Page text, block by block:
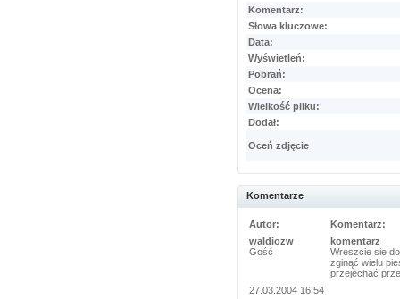
Komentarz:
Słowa kluczowe:
Data:
Wyświetleń:
Pobrań:
Ocena:
Wielkość pliku:
Dodał:
Oceń zdjęcie
Komentarze
Autor:
Komentarz:
waldiozw
Gość
komentarz
Wreszcie sie
zginąć wielu
przejechać
27.03.2004 16:54